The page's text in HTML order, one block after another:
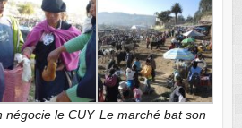
négocie le CUY Le marché bat son